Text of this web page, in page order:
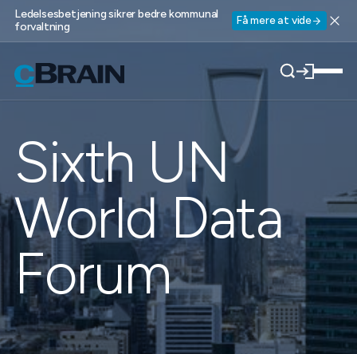
Ledelsesbetjening sikrer bedre kommunal
forvaltning
Få mere at vide
Sixth UN
World Data
Forum